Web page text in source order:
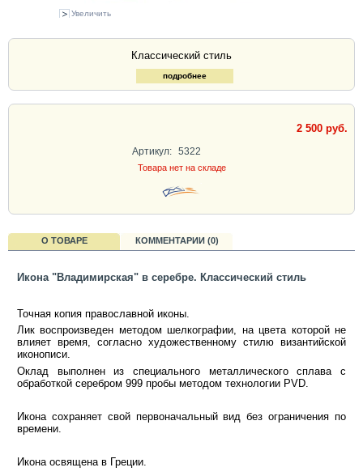
Увеличить
Классический стиль
подробнее
2 500 руб.
Артикул: 5322
Товара нет на складе
О ТОВАРЕ КОММЕНТАРИИ (0)
Икона "Владимирская" в серебре. Классический стиль
Точная копия православной иконы.
Лик воспроизведен методом шелкографии, на цвета которой не
влияет время, согласно художественному стилю византийской
иконописи.
Оклад выполнен из специального металлического сплава с
обработкой серебром 999 пробы методом технологии PVD.
Икона сохраняет свой первоначальный вид без ограничения по
времени.
Икона освящена в Греции.